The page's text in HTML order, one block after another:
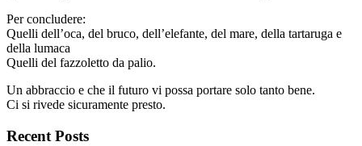
Per concludere:
Quelli dell’oca, del bruco, dell’elefante, del mare, della tartaruga e
della lumaca
Quelli del fazzoletto da palio.
Un abbraccio e che il futuro vi possa portare solo tanto bene.
Ci si rivede sicuramente presto.
Recent Posts